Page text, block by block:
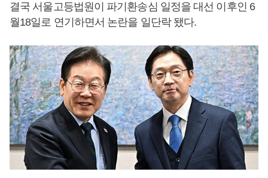
결국 서울고등법원이 파기환송심 일정을 대선 이후인 6
월18일로 연기하면서 논란을 일단락 됐다.